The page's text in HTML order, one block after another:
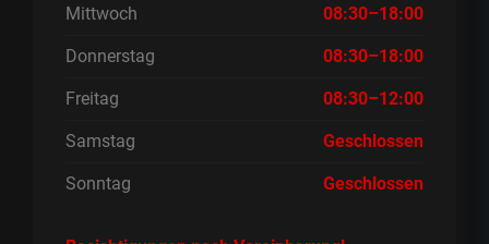
Mittwoch 08:30–18:00
Donnerstag 08:30–18:00
Freitag 08:30–12:00
Samstag Geschlossen
Sonntag Geschlossen